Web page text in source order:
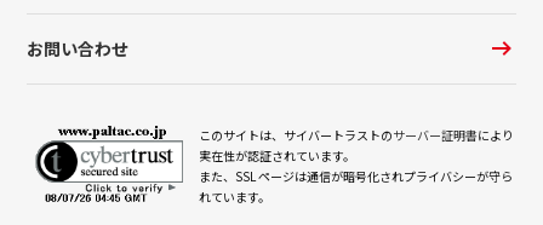
お問い合わせ
このサイトは、サイバートラストのサーバー証明書により
実在性が認証されています。
また、SSL ページは通信が暗号化されプライバシーが守ら
れています。